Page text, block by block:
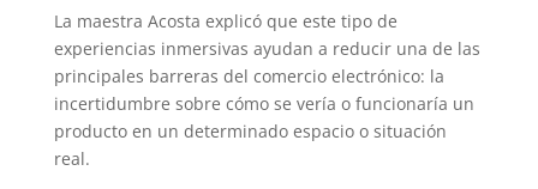
La maestra Acosta explicó que este tipo de
experiencias inmersivas ayudan a reducir una de las
principales barreras del comercio electrónico: la
incertidumbre sobre cómo se vería o funcionaría un
producto en un determinado espacio o situación
real.